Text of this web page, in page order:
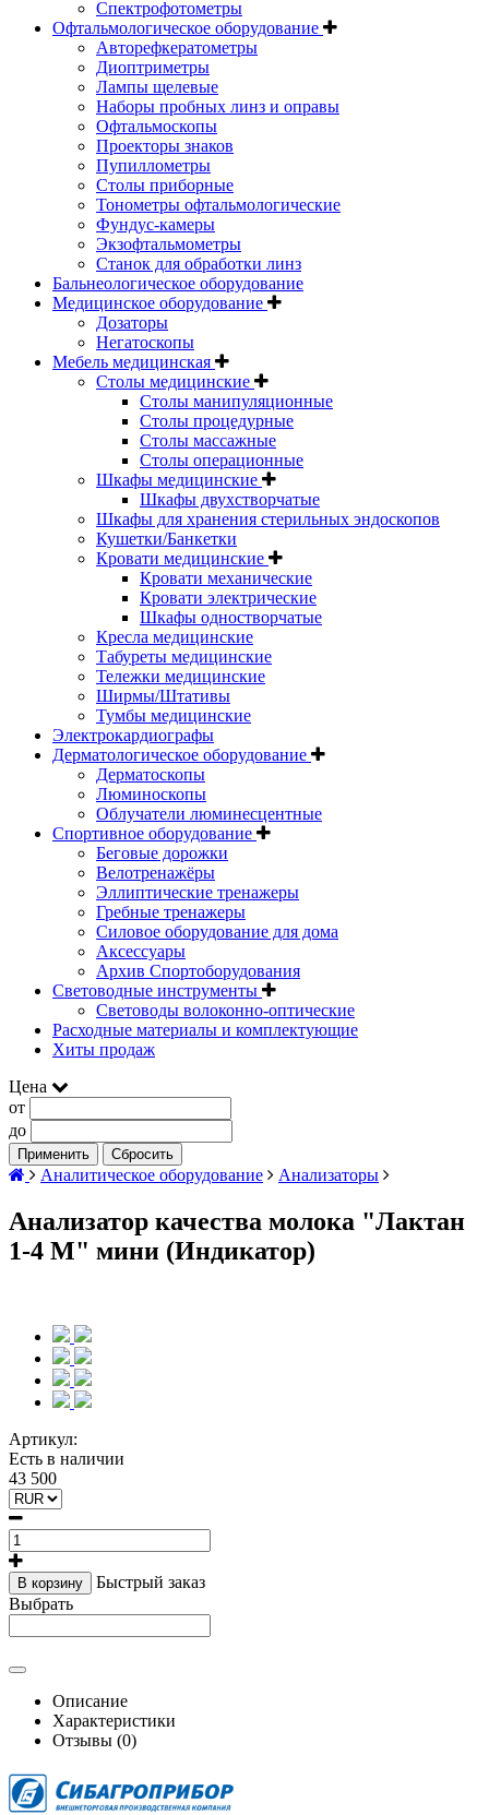
Спектрофотометры
Офтальмологическое оборудование
Авторефкератометры
Диоптриметры
Лампы щелевые
Наборы пробных линз и оправы
Офтальмоскопы
Проекторы знаков
Пупиллометры
Столы приборные
Тонометры офтальмологические
Фундус-камеры
Экзофтальмометры
Станок для обработки линз
Бальнеологическое оборудование
Медицинское оборудование
Дозаторы
Негатоскопы
Мебель медицинская
Столы медицинские
Столы манипуляционные
Столы процедурные
Столы массажные
Столы операционные
Шкафы медицинские
Шкафы двухстворчатые
Шкафы для хранения стерильных эндоскопов
Кушетки/Банкетки
Кровати медицинские
Кровати механические
Кровати электрические
Шкафы одностворчатые
Кресла медицинские
Табуреты медицинские
Тележки медицинские
Ширмы/Штативы
Тумбы медицинские
Электрокардиографы
Дерматологическое оборудование
Дерматоскопы
Люминоскопы
Облучатели люминесцентные
Спортивное оборудование
Беговые дорожки
Велотренажёры
Эллиптические тренажеры
Гребные тренажеры
Силовое оборудование для дома
Аксессуары
Архив Спортоборудования
Световодные инструменты
Световоды волоконно-оптические
Расходные материалы и комплектующие
Хиты продаж
Цена
от
до
Применить Сбросить
Аналитическое оборудование Анализаторы
Анализатор качества молока "Лактан
1-4 M" мини (Индикатор)
Артикул:
Есть в наличии
43 500
В корзину
Быстрый заказ
Выбрать
Описание
Характеристики
Отзывы (0)